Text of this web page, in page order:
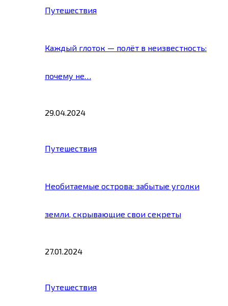
Путешествия
Каждый глоток — полёт в неизвестность:
почему не…
29.04.2024
Путешествия
Необитаемые острова: забытые уголки
земли, скрывающие свои секреты
27.01.2024
Путешествия